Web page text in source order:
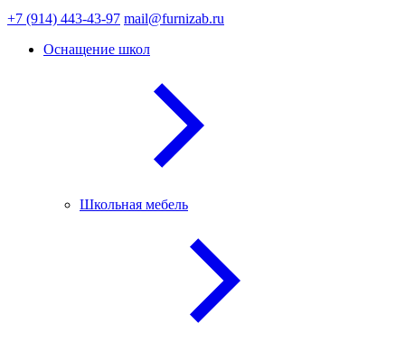
+7 (914) 443-43-97 mail@furnizab.ru
Оснащение школ
Школьная мебель